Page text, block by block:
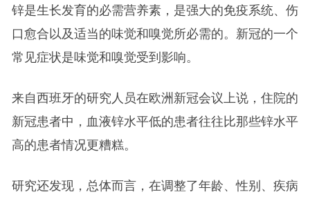
锌是生长发育的必需营养素，是强大的免疫系统、伤
口愈合以及适当的味觉和嗅觉所必需的。新冠的一个
常见症状是味觉和嗅觉受到影响。
来自西班牙的研究人员在欧洲新冠会议上说，住院的
新冠患者中，血液锌水平低的患者往往比那些锌水平
高的患者情况更糟糕。
研究还发现，总体而言，在调整了年龄、性别、疾病